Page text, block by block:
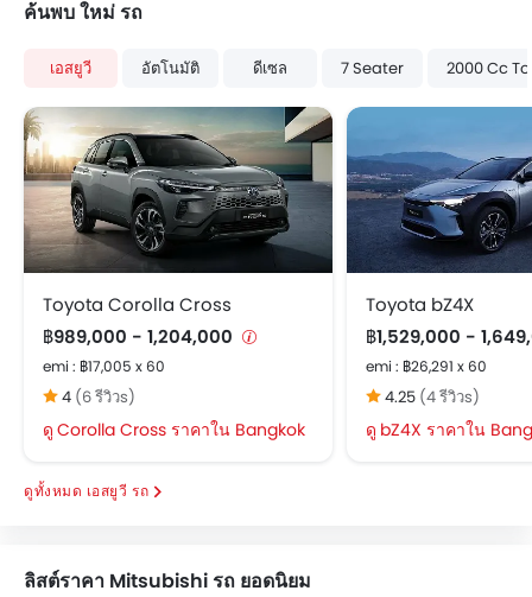
ค้นพบ ใหม่ รถ
เอสยูวี อัตโนมัติ ดีเซล 7 Seater 2000 Cc
Toyota Corolla Cross
฿989,000 - 1,204,000
emi : ฿17,005 x 60
4 (6 รีวิวs)
Corolla Cross ราคาใน Bangkok
Toyota bZ4X
฿1,529,000 -
emi : ฿26,291 x 60
4.25 (4 รีวิวs)
bZ4X ราคาใน
เอสยูวี รถ
ลิสต์ราคา Mitsubishi รถ ยอดนิยม